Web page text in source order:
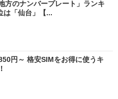
方のナンバープレート」ランキ
「仙台」【...
円～ 格安SIMをお得に使うキ